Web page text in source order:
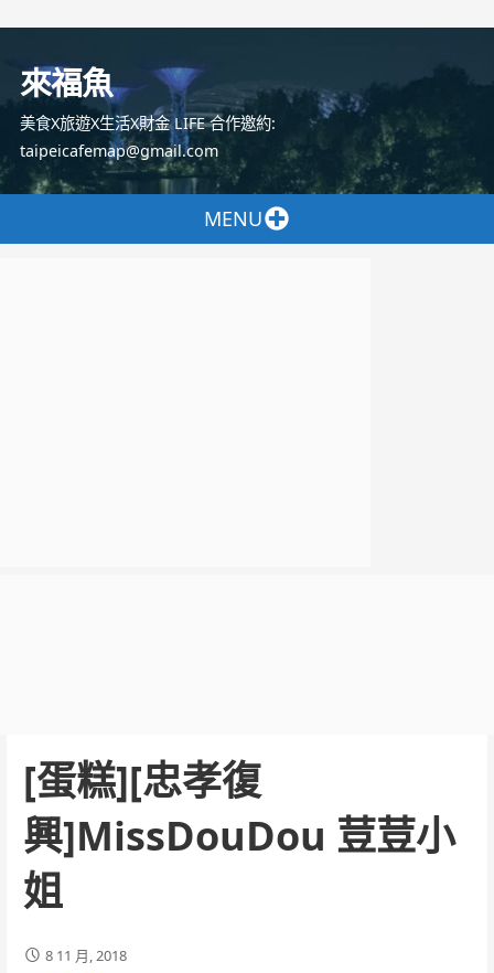
容
來福魚
美食X旅遊X生活X財金 LIFE 合作邀約:
taipeicafemap@gmail.com
MENU
[蛋糕][忠孝復
興]MissDouDou 荳荳小
姐
8 11 月, 2018